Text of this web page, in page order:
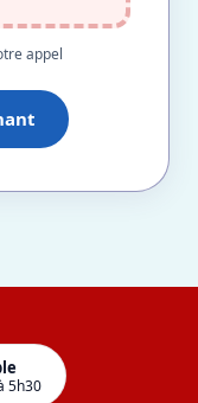
appel
5h30